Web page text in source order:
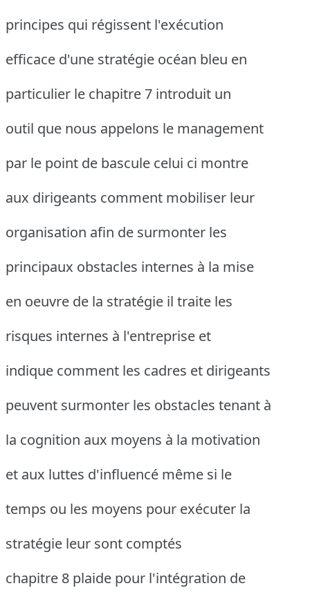
principes qui régissent l'exécution
efficace d'une stratégie océan bleu en
particulier le chapitre 7 introduit un
outil que nous appelons le management
par le point de bascule celui ci montre
aux dirigeants comment mobiliser leur
organisation afin de surmonter les
principaux obstacles internes à la mise
en oeuvre de la stratégie il traite les
risques internes à l'entreprise et
indique comment les cadres et dirigeants
peuvent surmonter les obstacles tenant à
la cognition aux moyens à la motivation
et aux luttes d'influencé même si le
temps ou les moyens pour exécuter la
stratégie leur sont comptés
chapitre 8 plaide pour l'intégration de